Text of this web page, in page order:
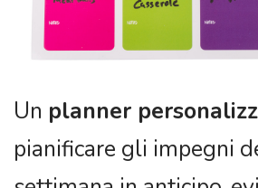
Un planner
pianificare gli impegni